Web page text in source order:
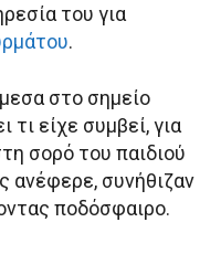
του για
.
στο σημείο
τι είχε συμβεί, για
σορό του παιδιού
ανέφερε, συνήθιζαν
ποδόσφαιρο.